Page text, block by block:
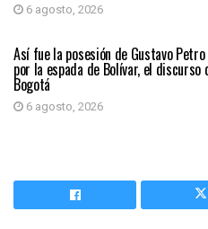
6 agosto, 2026
PAÍS
Así fue la posesión de Gustavo
por la espada de Bolívar, el
Bogotá
6 agosto, 2026